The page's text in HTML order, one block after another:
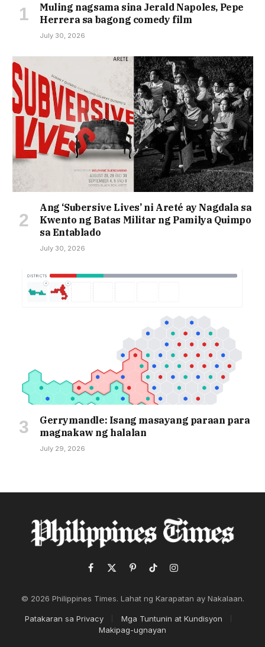
Muling nagsama sina Jerald Napoles, Pepe
Herrera sa bagong comedy film
July 30, 2026
Ang ‘Subersive Lives’ ni Areté ay Nagdala sa
Kwento ng Batas Militar ng Pamilya Quimpo
sa Entablado
July 30, 2026
Gerrymandle: Isang masayang paraan para
magnakaw ng halalan
July 29, 2026
Facebook
X
PinterestTikTokInstagram
© 2026 Philippines Times. Lahat ng Karapatan ay Nakalaan.
Patakaran sa Privacy
Mga Tuntunin at Kundisyon
Makipag-ugnayan